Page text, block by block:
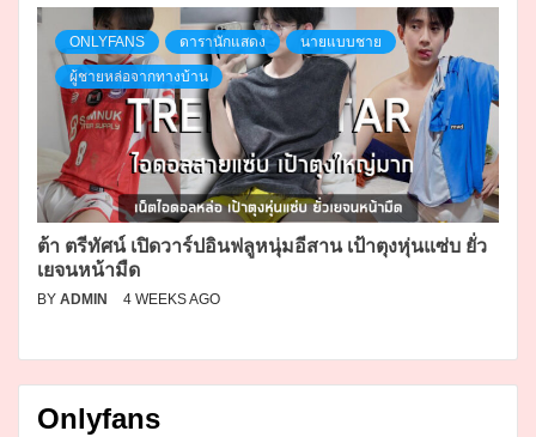
ONLYFANS ดารานักแสดง นายแบบชาย
ผู้ชายหล่อจากทางบ้าน
ต้า ตรีทัศน์ เปิดวาร์ปอินฟลูหนุ่มอีสาน เป้าตุงหุ่นแซ่บ ยั่ว
เยจนหน้ามืด
BY ADMIN 4 WEEKS AGO
Onlyfans